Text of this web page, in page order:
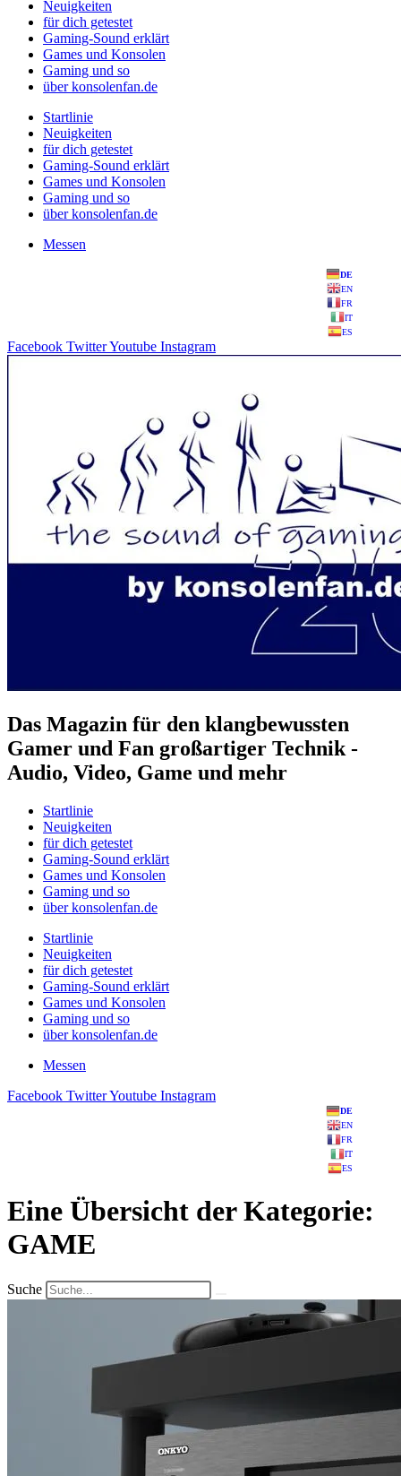
Neuigkeiten
für dich getestet
Gaming-Sound erklärt
Games und Konsolen
Gaming und so
über konsolenfan.de
Startlinie
Neuigkeiten
für dich getestet
Gaming-Sound erklärt
Games und Konsolen
Gaming und so
über konsolenfan.de
Messen
DE
EN
FR
IT
ES
Facebook TwitterYoutube Instagram
Das Magazin für den klangbewussten
Gamer und Fan großartiger Technik -
Audio, Video, Game und mehr
Startlinie
Neuigkeiten
für dich getestet
Gaming-Sound erklärt
Games und Konsolen
Gaming und so
über konsolenfan.de
Startlinie
Neuigkeiten
für dich getestet
Gaming-Sound erklärt
Games und Konsolen
Gaming und so
über konsolenfan.de
Messen
Facebook TwitterYoutube Instagram
DE
EN
FR
IT
ES
Eine Übersicht der Kategorie:
GAME
Suche